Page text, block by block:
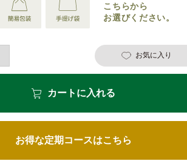
こちらから
お選びください。
お気に入り
カートに入れる
お得な定期コースはこちら